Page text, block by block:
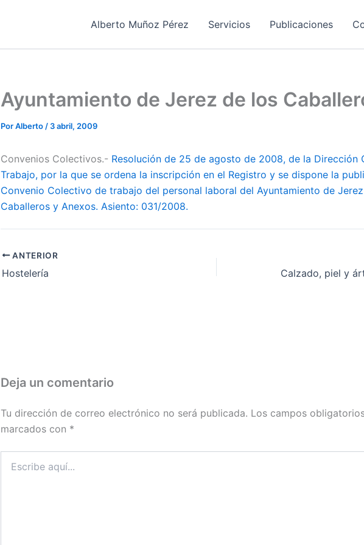
Alberto Muñoz Pérez Servicios Publicaciones
Ayuntamiento de Jerez de los
PorAlberto / 3 abril, 2009
Convenios Colectivos.- Resolución de 25 de agosto de 2008, de la Dirección
Trabajo, por la que se ordena la inscripción en el Registro y se dispone la
Convenio Colectivo de trabajo del personal laboral del Ayuntamiento de
Caballeros y Anexos. Asiento: 031/2008.
ANTERIOR
Hostelería Calzado, piel y
Deja un comentario
Tu dirección de correo electrónico no será publicada. Los campos
marcados con *
aquí...